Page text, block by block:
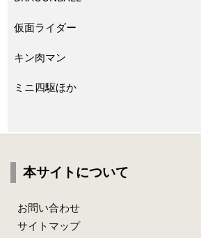
仮面ライダー
キン肉マン
ミニ四駆ほか
本サイトについて
お問い合わせ
サイトマップ